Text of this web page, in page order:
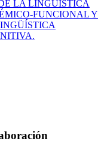
LA LINGÜÍSTICA
FUNCIONAL Y